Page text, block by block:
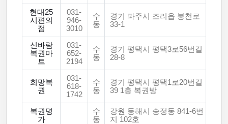
현대25
시편의
점
031-
946-
3010
수
동
경기 파주시 조리읍 봉천로
33-1
신바람
복권마
트
031-
652-
2194
수
동
경기 평택시 평택3로56번길
28-8
희망복
권
031-
618-
1742
수
동
경기 평택시 평택1로20번길
39 1층 복권방
복권명
가
수
동
강원 동해시 송정동 841-6번
지 102호